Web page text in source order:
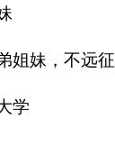
姐妹，不远征
学